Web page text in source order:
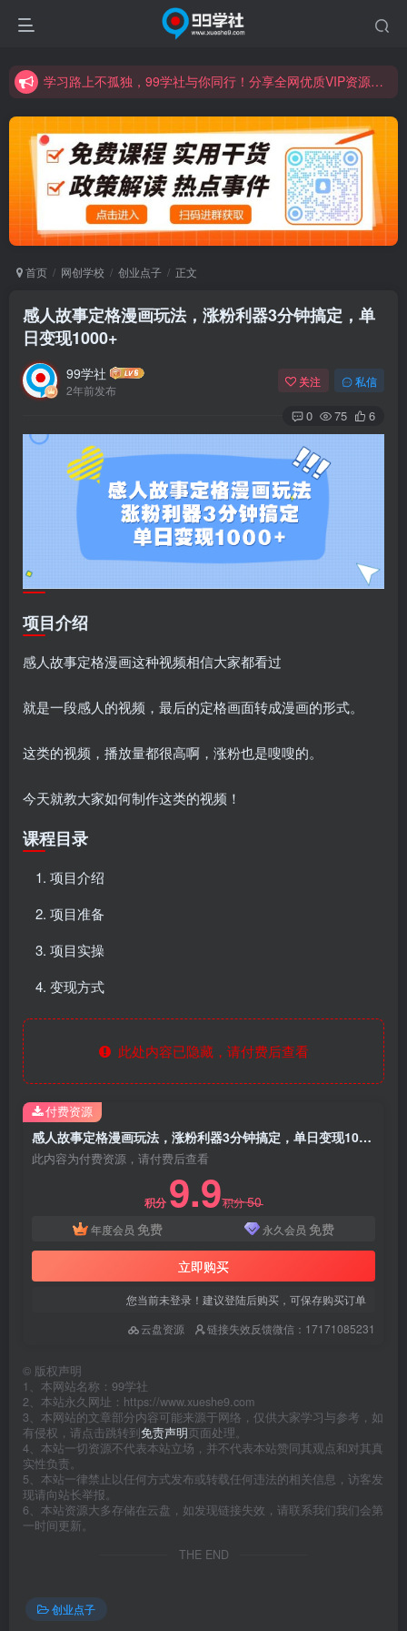
学习路上不孤独，99学社与你同行！分享全网优质VIP资源，炒股教程、创业教程、网络营销教程、自媒体短视频教程等，长期更新各大精品创业项目！
学习路上不孤独，99学社与你同行！分享全网优质VIP资源，炒股教程、创业教程、网络营销教程、自媒体短视频教程等，长期更新各大精品创业项目！
首页 网创学校 创业点子 正文
感人故事定格漫画玩法，涨粉利器3分钟搞定，单
日变现1000+
99学社
2年前发布
关注 私信
0 75 6
项目介绍
感人故事定格漫画这种视频相信大家都看过
就是一段感人的视频，最后的定格画面转成漫画的形式。
这类的视频，播放量都很高啊，涨粉也是嗖嗖的。
今天就教大家如何制作这类的视频！
课程目录
项目介绍
项目准备
项目实操
变现方式
此处内容已隐藏，请付费后查看
感人故事定格漫画玩法，涨粉利器3分钟搞定，单日变现1000+
此内容为付费资源，请付费后查看
积分 9.9积分50
年度会员 免费 永久会员 免费
立即购买
您当前未登录！建议登陆后购买，可保存购买订单
云盘资源
链接失效反馈微信：17171085231
付费资源
© 版权声明
1、本网站名称：99学社
2、本站永久网址：https://www.xueshe9.com
3、本网站的文章部分内容可能来源于网络，仅供大家学习与参考，如
有侵权，请点击跳转到免责声明页面处理。
4、本站一切资源不代表本站立场，并不代表本站赞同其观点和对其真
实性负责。
5、本站一律禁止以任何方式发布或转载任何违法的相关信息，访客发
现请向站长举报。
6、本站资源大多存储在云盘，如发现链接失效，请联系我们我们会第
一时间更新。
THE END
创业点子